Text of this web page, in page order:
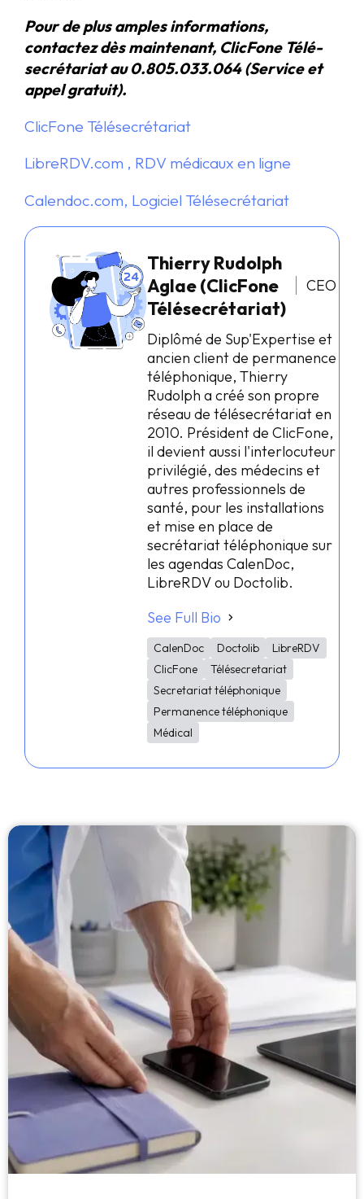
Pour de plus amples informations,
contactez dès maintenant, ClicFone Télé-
secrétariat au 0.805.033.064 (Service et
appel gratuit).
ClicFone Télésecrétariat
LibreRDV.com , RDV médicaux en ligne
Calendoc.com, Logiciel Télésecrétariat
Thierry Rudolph
Aglae (ClicFone
Télésecrétariat)
CEO
Diplômé de Sup'Expertise et
ancien client de permanence
téléphonique, Thierry
Rudolph a créé son propre
réseau de télésecrétariat en
2010. Président de ClicFone,
il devient aussi l'interlocuteur
privilégié, des médecins et
autres professionnels de
santé, pour les installations
et mise en place de
secrétariat téléphonique sur
les agendas CalenDoc,
LibreRDV ou Doctolib.
See Full Bio
CalenDoc Doctolib
LibreRDV
ClicFone
Télésecretariat
Secretariat téléphonique
Permanence téléphonique
Médical